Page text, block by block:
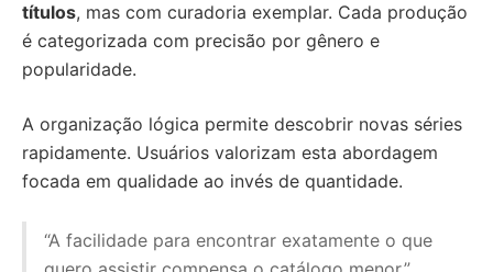
títulos, mas com curadoria exemplar. Cada produção
é categorizada com precisão por gênero e
popularidade.
A organização lógica permite descobrir novas séries
rapidamente. Usuários valorizam esta abordagem
focada em qualidade ao invés de quantidade.
“A facilidade para encontrar exatamente o que